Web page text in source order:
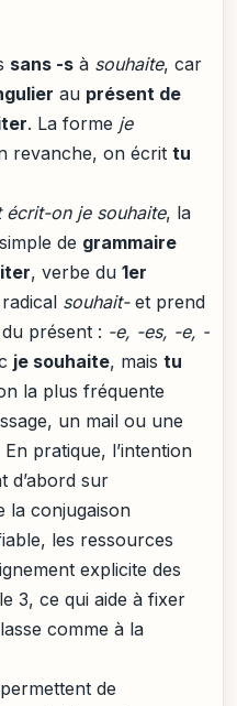
sans -s à souhaite, car
au présent de
. La forme je
revanche, on écrit tu
écrit-on je souhaite, la
de grammaire
, verbe du 1er
souhait-et prend
présent : -e, -es, -e, -
je souhaite, mais tu
la plus fréquente
un mail ou une
pratique, l’intention
d’abord sur
la conjugaison
les ressources
explicite des
3, ce qui aide à fixer
comme à la
de